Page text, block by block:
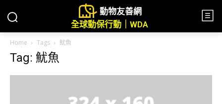
動物友善網
全球動保行動｜WDA
Home Tags 魷魚
Tag: 魷魚